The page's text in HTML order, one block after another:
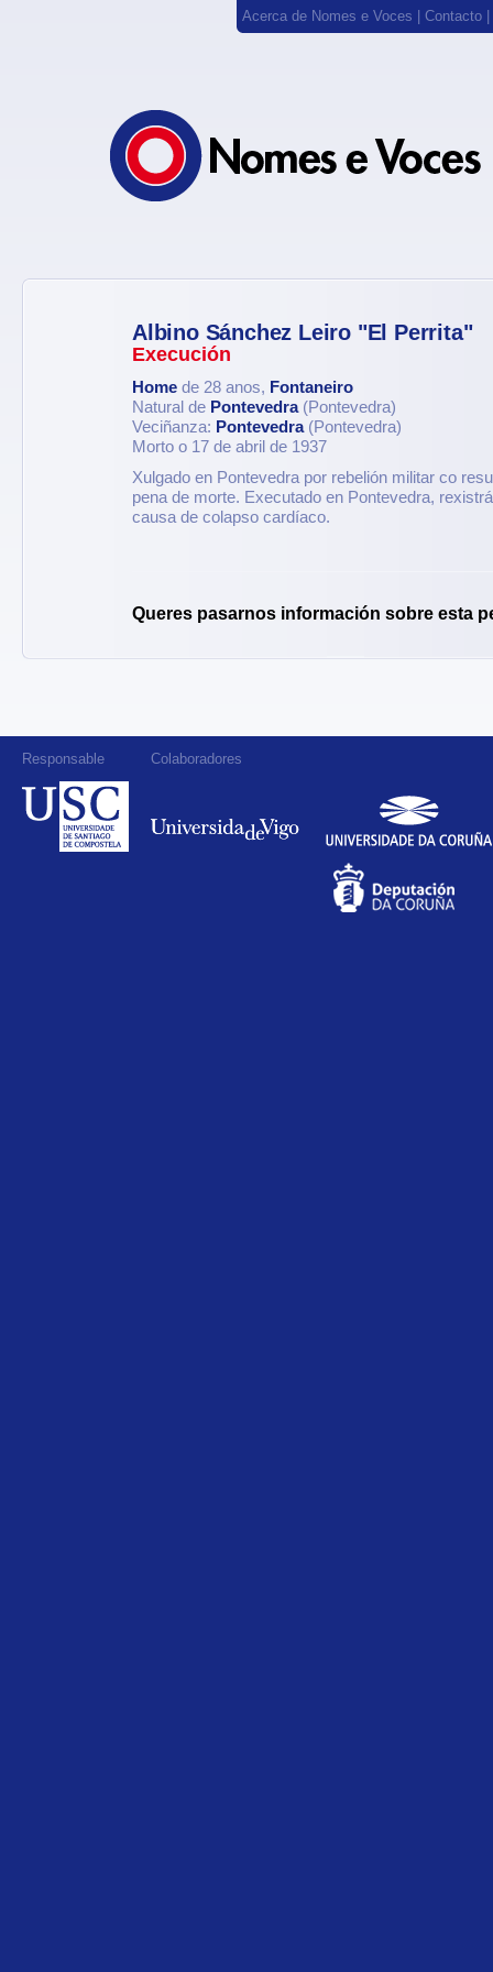
Acerca de Nomes e Voces Contacto
Albino Sánchez Leiro "El Perrita"
Execución
Home de 28 anos, Fontaneiro
Natural de Pontevedra(Pontevedra)
Veciñanza: Pontevedra(Pontevedra)
Morto o 17 de abril de 1937
Xulgado en Pontevedra por rebelión militar co
pena de morte. Executado en Pontevedra,
causa de colapso cardíaco.
Queres pasarnos información sobre esta
Responsable Colaboradores